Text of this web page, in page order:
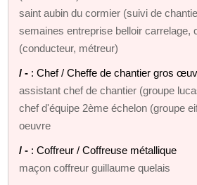
saint aubin du cormier (suivi de
semaines entreprise belloir carrelage,
(conducteur, métreur)
/ - : Chef / Cheffe de chantier gros
assistant chef de chantier (groupe
chef d'équipe 2ème échelon (groupe
oeuvre
/ - : Coffreur / Coffreuse métallique
maçon coffreur guillaume quelais